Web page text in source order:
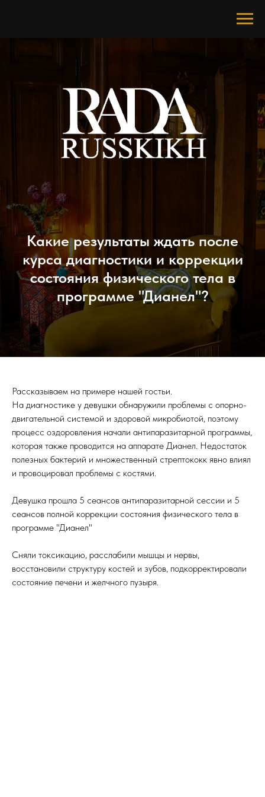
Какие результаты ждать после
курса диагностики и коррекции
состояния физического тела в
программе "Дианел"?
Рассказываем на примере нашей гостьи.
На диагностике у девушки обнаружили проблемы с опорно-
двигательной системой и здоровой микробиотой, поэтому
процесс оздоровления начали антипаразитарной программы,
которая также проводится на аппарате Дианел. Недостаток
полезных бактерий и множественный стрептококк явно влиял
и провоцировал проблемы с костями.
Девушка прошла 5 сеансов антипаразитарной сессии и 5
сеансов полной коррекции состояния физического тела в
программе "Дианел"
Сняли токсикацию, расслабили мышцы и нервы,
восстановили структуру костей и зубов, подкорректировали
состояние печени и желчного пузыря.